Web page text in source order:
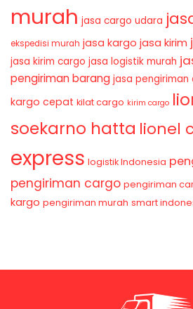
murah jasa cargo udara
ekspedisi murah jasa kargo jasa kirim
jasa kirim cargo jasa logistik murah
pengiriman barang jasa pengiriman
kargo cepat kilat cargo kirim cargo
soekarno hatta lionel
express logistik Indonesia
pengiriman cargo pengiriman
kargo pengiriman murah smart